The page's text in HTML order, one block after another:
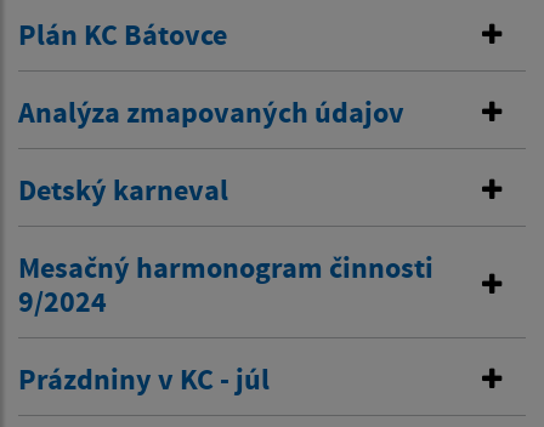
Plán KC Bátovce
Analýza zmapovaných údajov
Detský karneval
Mesačný harmonogram činnosti
9/2024
Prázdniny v KC - júl